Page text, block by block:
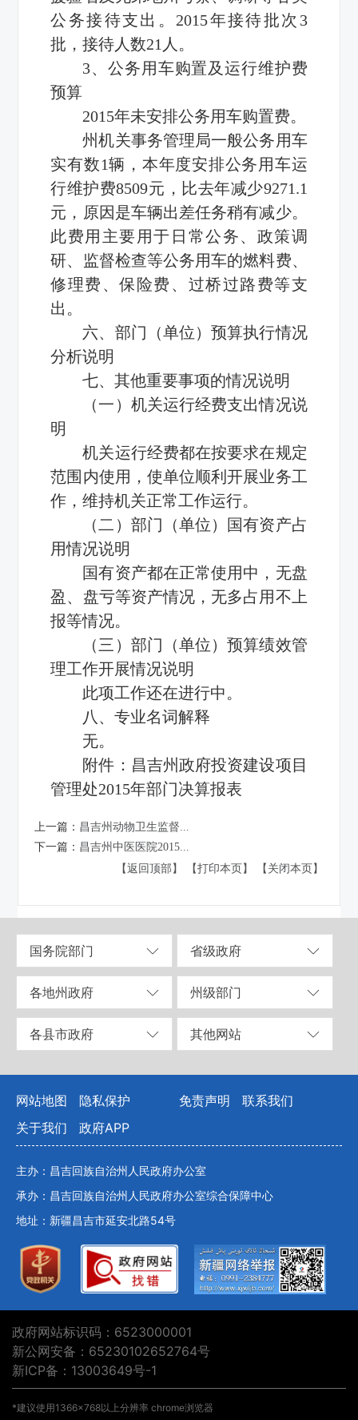
公务接待支出。2015年接待批次3
批，接待人数21人。
3、公务用车购置及运行维护费
预算
2015年未安排公务用车购置费。
州机关事务管理局一般公务用车
实有数1辆，本年度安排公务用车运
行维护费8509元，比去年减少9271.1
元，原因是车辆出差任务稍有减少。
此费用主要用于日常公务、政策调
研、监督检查等公务用车的燃料费、
修理费、保险费、过桥过路费等支
出。
六、部门（单位）预算执行情况
分析说明
七、其他重要事项的情况说明
（一）机关运行经费支出情况说
明
机关运行经费都在按要求在规定
范围内使用，使单位顺利开展业务工
作，维持机关正常工作运行。
（二）部门（单位）国有资产占
用情况说明
国有资产都在正常使用中，无盘
盈、盘亏等资产情况，无多占用不上
报等情况。
（三）部门（单位）预算绩效管
理工作开展情况说明
此项工作还在进行中。
八、专业名词解释
无。
附件： 昌吉州政府投资建设项目
管理处2015年部门决算报表
上一篇： 昌吉州动物卫生监督...
下一篇： 昌吉州中医医院2015...
【返回顶部】
【打印本页】 【关闭本页】
国务院部门 省级政府
各地州政府 州级部门
各县市政府 其他网站
网站地图 隐私保护 免责声明
联系我们
关于我们
政府APP
主办：昌吉回族自治州人民政府办公室
承办：昌吉回族自治州人民政府办公室综合保障中心
地址：新疆昌吉市延安北路54号
政府网站标识码：6523000001
新公网安备：65230102652764号
新ICP备：13003649号-1
*建议使用1366×768以上分辨率 chrome浏览器